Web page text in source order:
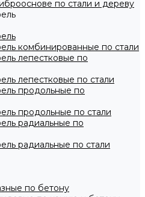
по стали и дереву
комбинированные по стали
лепестковые по
лепестковые по стали
продольные по
продольные по стали
радиальные по
радиальные по стали
по бетону